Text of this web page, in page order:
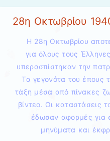
28η Οκτωβρίου
Η 28η Οκτωβρίου
για όλους τους
υπερασπίστηκαν την
Τα γεγονότα του έπους
τάξη μέσα από πίνακες
βίντεο. Οι καταστάσεις
έδωσαν αφορμές για
μηνύματα και